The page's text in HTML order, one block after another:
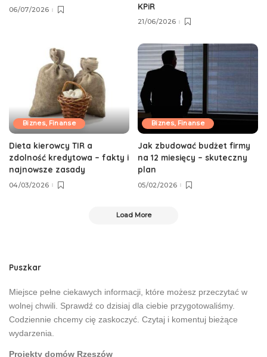
06/07/2026
KPiR
21/06/2026
Biznes, Finanse
Dieta kierowcy TIR a
zdolność kredytowa – fakty i
najnowsze zasady
04/03/2026
Biznes, Finanse
Jak zbudować budżet firmy
na 12 miesięcy – skuteczny
plan
05/02/2026
Load More
Puszkar
Miejsce pełne ciekawych informacji, które możesz przeczytać w
wolnej chwili. Sprawdź co dzisiaj dla ciebie przygotowaliśmy.
Codziennie chcemy cię zaskoczyć. Czytaj i komentuj bieżące
wydarzenia.
Projekty domów Rzeszów